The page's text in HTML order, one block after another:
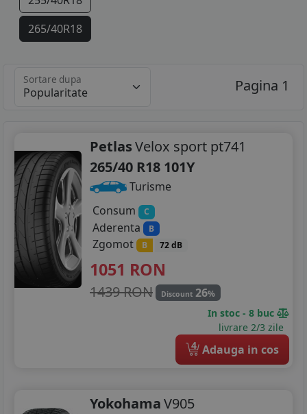
265/40R18
225/40R19
255/35R19
265/30R19
265/35R19
275/35R19
285/30R19
Sortare dupa Pagina 1
PetlasVelox sport pt741
265/40 R18 101Y
Turisme
Consum
C
Aderenta B
Zgomot B 72 dB
1051 RON
1439 RON Discount 26%
In stoc - 8 buc
livrare 2/3 zile
4 Adauga in cos
YokohamaV905